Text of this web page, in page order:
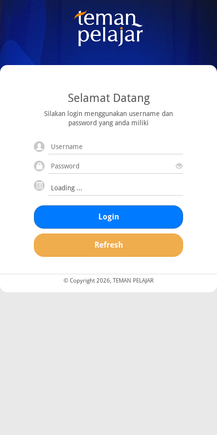
Selamat Datang
Silakan login menggunakan username dan
password yang anda miliki
Login
Refresh
© Copyright 2026, TEMAN PELAJAR